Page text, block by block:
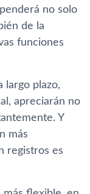
no solo
de la
funciones
largo plazo,
apreciarán no
Y
más
registros es